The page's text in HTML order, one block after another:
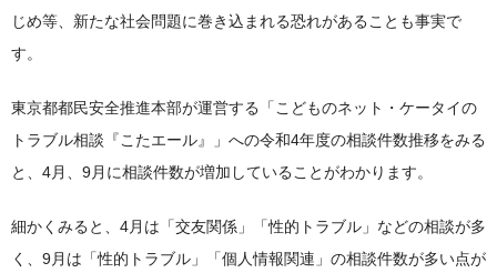
じめ等、新たな社会問題に巻き込まれる恐れがあることも事実で
す。
東京都都民安全推進本部が運営する「こどものネット・ケータイの
トラブル相談『こたエール』」への令和4年度の相談件数推移をみる
と、4月、9月に相談件数が増加していることがわかります。
細かくみると、4月は「交友関係」「性的トラブル」などの相談が多
く、9月は「性的トラブル」「個人情報関連」の相談件数が多い点が